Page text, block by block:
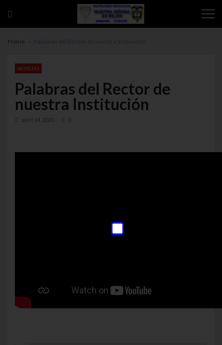
Home Palabras del Rector de nuestra Institución
NOTICIAS
Palabras del Rector de
nuestra Institución
abril 24, 2020 0